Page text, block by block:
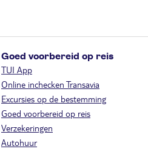
Goed voorbereid op reis
TUI App
Online inchecken Transavia
Excursies op de bestemming
Goed voorbereid op reis
Verzekeringen
Autohuur